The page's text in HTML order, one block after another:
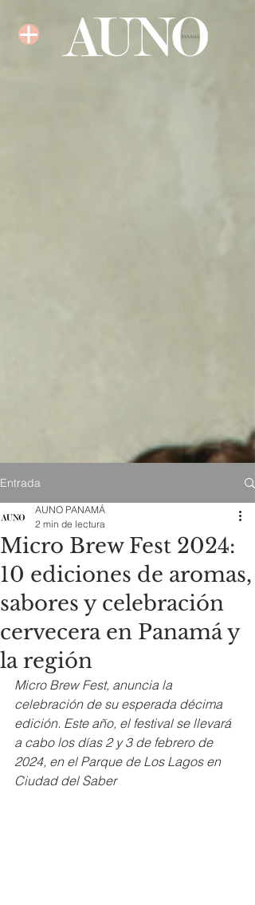
Entrada
Micro Brew Fest 2024:
10 ediciones de aromas,
sabores y celebración
cervecera en Panamá y
la región
AUNO PANAMÁ
2 min de lectura
Micro Brew Fest, anuncia la
celebración de su esperada décima
edición. Este año, el festival se llevará
a cabo los días 2 y 3 de febrero de
2024, en el Parque de Los Lagos en
Ciudad del Saber